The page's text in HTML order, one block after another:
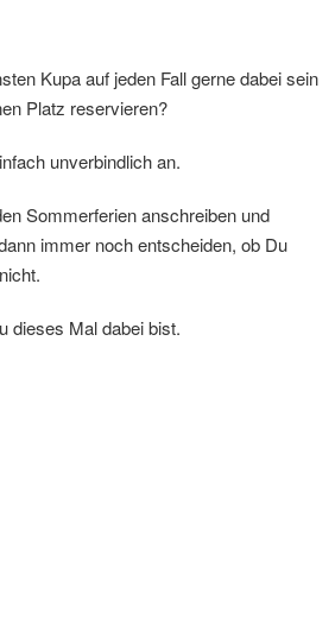
Kupa auf jeden Fall gerne dabei sein
Platz reservieren?
unverbindlich an.
Sommerferien anschreiben und
immer noch entscheiden, ob Du
dieses Mal dabei bist.